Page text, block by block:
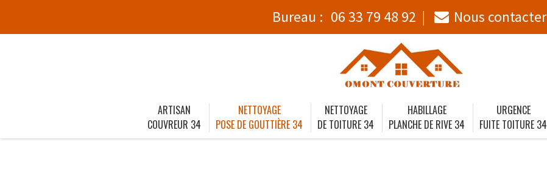
Bureau : 06 33 79 48 92 Nous contacter
ARTISAN
COUVREUR 34
NETTOYAGE
POSE DE GOUTTIÈRE 34
NETTOYAGE
DE TOITURE 34
HABILLAGE
PLANCHE DE RIVE 34
URGENCE
FUITE TOITURE 34